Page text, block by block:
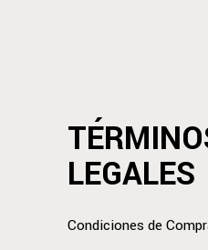
LEGALES
Condiciones de